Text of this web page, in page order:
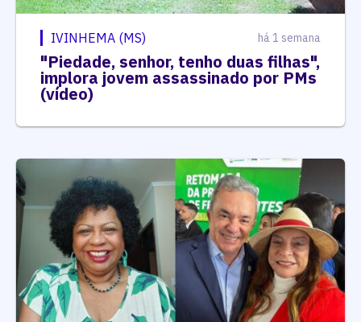
IVINHEMA (MS) há 1 semana
"Piedade, senhor, tenho duas filhas",
implora jovem assassinado por PMs
(vídeo)